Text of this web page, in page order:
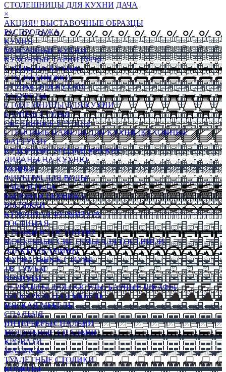
СТОЛЕШНИЦЫ ДЛЯ КУХНИ ДАЧА
×
АКЦИЯ!! ВЫСТАВОЧНЫЕ ОБРАЗЦЫ
РАСПРОДАЖА
КУХНЯ
МОДУЛЬНЫЕ КУХНИ
КУХОННЫЕ ГАРНИТУРЫ
СТОЛЫ НА КУХНЮ
СТОЛЫ КНИЖКИ
СТУЛЬЯ ДЛЯ КУХНИ
ТАБУРЕТЫ
СТОЛЕШНИЦЫ ДЛЯ КУХНИ
БАРНЫЕ СТУЛЬЯ
ОБЕДЕННЫЕ ГРУППЫ
СТЕНОВЫЕ ПАНЕЛИ ДЛЯ КУХНИ (КУХОННЫЕ
ФАРТУКИ)
КУХОННЫЕ УГОЛКИ МЯГКИЕ
ДИВАНЫ НА КУХНЮ
МОЙКИ
ФИЛЬТРЫ ДЛЯ ВОДЫ
СМЕСИТЕЛИ
БЫТОВАЯ ТЕХНИКА
ВЫТЯЖКИ
КУХОННАЯ ФУРНИТУРА
ГОСТИНАЯ
СТЕНКИ В ГОСТИНУЮ
МОДУЛЬНЫЕ СИСТЕМЫ ДЛЯ ГОСТИНОЙ
ЭЛЕКТРОКАМИНЫ
ЖУРНАЛЬНЫЕ СТОЛЫ
ТВ ТУМБЫ
КОМОДЫ
СЕРВАНТЫ ДЛЯ ПОСУДЫ, БАРНЫЕ ШКАФЫ
БЕСКАРКАСНАЯ МЕБЕЛЬ
МЯГКАЯ МЕБЕЛЬ
СПАЛЬНЯ
ИНТЕРЬЕРЫ СПАЛЬНИ
МОДУЛЬНЫЕ СПАЛЬНИ
КРОВАТИ
МАТРАСЫ
ТУАЛЕТНЫЕ СТОЛИКИ
КОМОДЫ